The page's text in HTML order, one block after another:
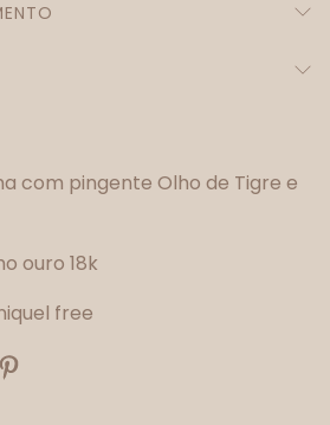
com pingente Olho de Tigre e
ouro 18k
free